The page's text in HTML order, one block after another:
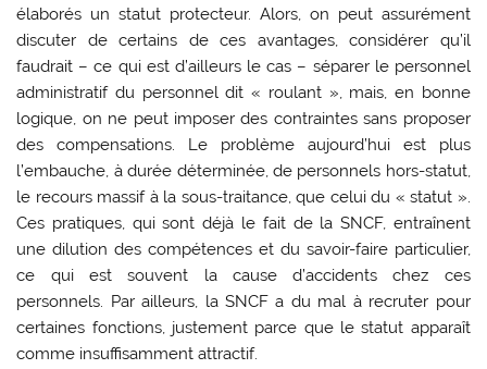
élaborés un statut protecteur. Alors, on peut assurément
discuter de certains de ces avantages, considérer qu’il
faudrait – ce qui est d’ailleurs le cas – séparer le personnel
administratif du personnel dit « roulant », mais, en bonne
logique, on ne peut imposer des contraintes sans proposer
des compensations. Le problème aujourd’hui est plus
l’embauche, à durée déterminée, de personnels hors-statut,
le recours massif à la sous-traitance, que celui du « statut ».
Ces pratiques, qui sont déjà le fait de la SNCF, entraînent
une dilution des compétences et du savoir-faire particulier,
ce qui est souvent la cause d’accidents chez ces
personnels. Par ailleurs, la SNCF a du mal à recruter pour
certaines fonctions, justement parce que le statut apparaît
comme insuffisamment attractif.